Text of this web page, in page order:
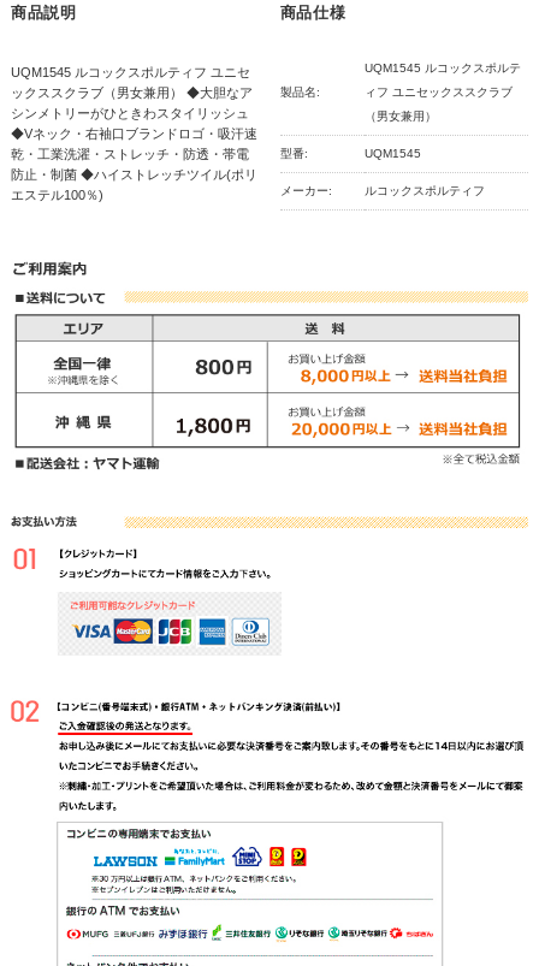
商品説明
UQM1545 ルコックスポルティフ ユニセ
ックススクラブ（男女兼用） ◆大胆なア
シンメトリーがひときわスタイリッシュ
◆Vネック・右袖口ブランドロゴ・吸汗速
乾・工業洗濯・ストレッチ・防透・帯電
防止・制菌 ◆ハイストレッチツイル(ポリ
エステル100％)
商品仕様
製品名:
UQM1545 ルコックスポルテ
ィフ ユニセックススクラブ
（男女兼用）
型番: UQM1545
メーカー: ルコックスポルティフ